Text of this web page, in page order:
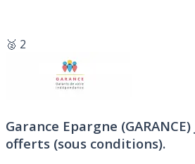
🥈 2
Garance Epargne (GARANCE)
offerts (sous conditions).